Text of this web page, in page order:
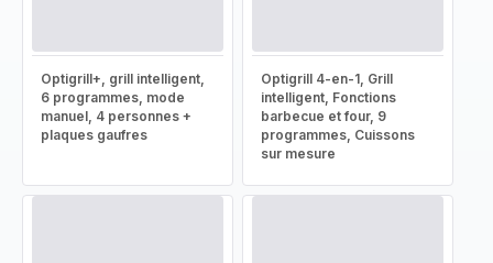
Optigrill+, grill intelligent,
6 programmes, mode
manuel, 4 personnes +
plaques gaufres
Optigrill 4-en-1, Grill
intelligent, Fonctions
barbecue et four, 9
programmes, Cuissons
sur mesure